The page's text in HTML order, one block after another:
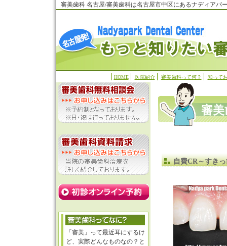
審美歯科 名古屋/審美歯科は名古屋市中区にあるナディアパ
HOME 医院紹介 審美歯科って何？ 知って
審
自費CR～すき
「審美」って最近耳にするけ
ど、実際どんなものなの？と